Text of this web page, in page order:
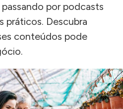
por podcasts
práticos. Descubra
conteúdos pode